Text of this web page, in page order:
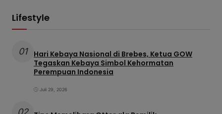
Lifestyle
01
Hari Kebaya Nasional di Brebes, Ketua GOW
Tegaskan Kebaya Simbol Kehormatan
Perempuan Indonesia
Juli 29, 2026
02